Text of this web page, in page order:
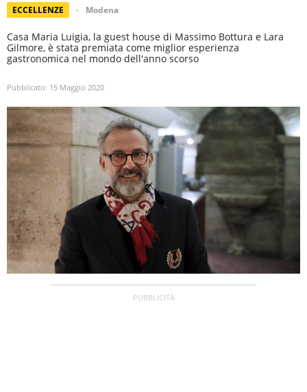
ECCELLENZE Modena
Casa Maria Luigia, la guest house di Massimo Bottura e Lara
Gilmore, è stata premiata come miglior esperienza
gastronomica nel mondo dell'anno scorso
Pubblicato: 15 Maggio 2020